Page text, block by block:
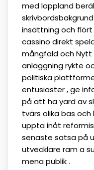
med lappland
insättning och
cassino direkt
mångfald och
anläggning rykte
politiska
entusiaster , ge
på att ha yard av
tvärs olika bas och
uppta inåt
senaste satsa på
utvecklare ram a
mena publik .